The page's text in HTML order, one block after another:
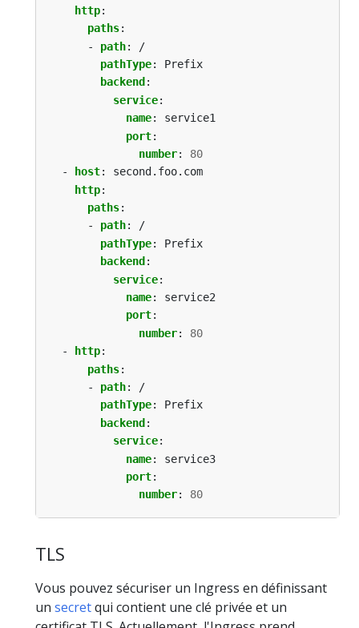
http:
paths:
- path:
/
pathType:
Prefix
backend :
service:
name:
service1
port:
number:
80
-
host:
second.foo.com
http:
paths:
- path:
/
pathType:
Prefix
backend :
service:
name:
service2
port:
number:
80
-
http:
paths:
- path:
/
pathType:
Prefix
backend :
service:
name:
service3
port:
number: 80
TLS
Vous pouvez sécuriser un Ingress en définissant
un secretqui contient une clé privée et un